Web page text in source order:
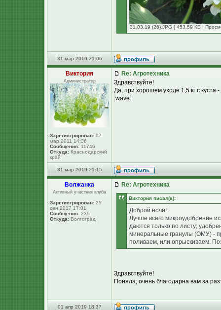
31.03.19 (26).JPG [ 453.59 КБ |
31 мар 2019 21:06
Виктория
Администратор
Зарегистрирован: 07
мар 2011 14:36
Сообщения: 11746
Откуда: Краснодарский
край
Re: Агротехника
Здравствуйте!
Да, при хорошем уходе 1,5 кг с
:wave:
31 мар 2019 21:15
Волжанка
Активный участник клуба
Зарегистрирован: 25
сен 2017 17:01
Сообщения: 239
Откуда: Волгоград
Re: Агротехника
Виктория писал(а):
Доброй ночи!
Лучше всего микроудобрение
даются только по листу;
минеральные гранулы (ОМУ) -
поливаем, или опрыскиваем.
Здравствуйте!
Поняла, очень благодарна вам за
01 апр 2019 18:37